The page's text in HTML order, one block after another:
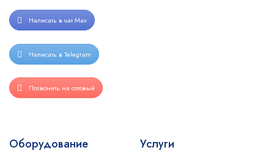
Написать в чат Max
Написать в Telegram
Позвонить на сотовый
Оборудование Услуги